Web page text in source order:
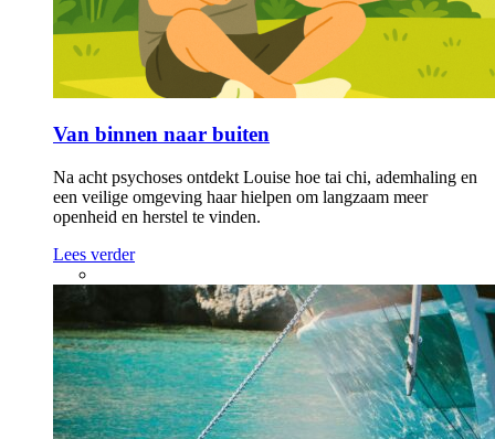
Van binnen naar buiten
Na acht psychoses ontdekt Louise hoe tai chi, ademhaling en
een veilige omgeving haar hielpen om langzaam meer
openheid en herstel te vinden.
Lees verder